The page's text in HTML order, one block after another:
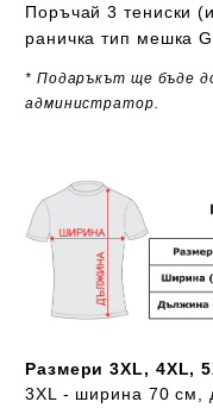
Поръчай 3 тениски
раничка тип мешка
* Подаръкът ще бъде
администратор.
Размери 3XL, 4XL,
3XL - ширина 70 см,